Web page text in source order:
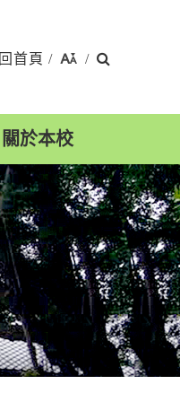
回首頁 / /
關於本校